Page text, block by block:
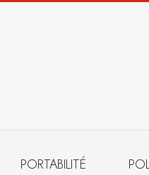
PORTABILITÉ